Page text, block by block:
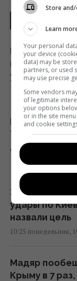
НОВОСТИ
Россия
в Черном
угрозе
11:18 понедельник,
Война
Украина и РФ
друга, - Fox
10:42 понедельник,
Зачем Россия
удары по
назвали цель
10:25 понедельник,
Мадяр
Крыму в 7
Store
Learn
Your personal
your device
data) may be
partners, or used
may use precise
Some vendors
of legitimate
your options
or in the site
and cookie